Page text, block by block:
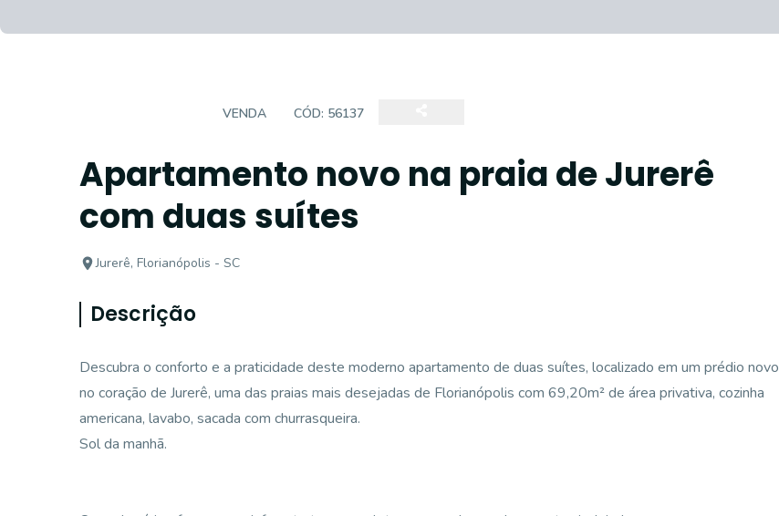
VENDA CÓD: 56137
Apartamento novo na praia de Jurerê
com duas suítes
Jurerê, Florianópolis - SC
Descrição
Descubra o conforto e a praticidade deste moderno apartamento de duas suítes, localizado em um prédio novo
no coração de Jurerê, uma das praias mais desejadas de Florianópolis com 69,20m² de área privativa, cozinha
americana, lavabo, sacada com churrasqueira.
Sol da manhã.